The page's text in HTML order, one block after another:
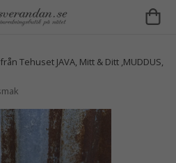
Tehuset JAVA, Mitt & Ditt ,MUDDUS,